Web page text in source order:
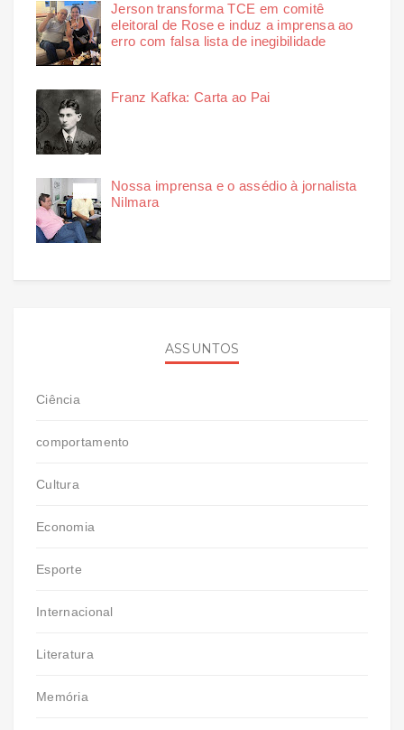
Jerson transforma TCE em comitê
eleitoral de Rose e induz a imprensa ao
erro com falsa lista de inegibilidade
Franz Kafka: Carta ao Pai
Nossa imprensa e o assédio à jornalista
Nilmara
ASSUNTOS
Ciência
comportamento
Cultura
Economia
Esporte
Internacional
Literatura
Memória